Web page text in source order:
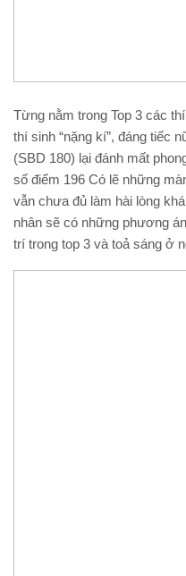
Từng nằm trong Top 3 các
thí sinh “nặng kí”, đáng tiếc
(SBD 180) lại đánh mất
số điểm 196 Có lẽ những
vẫn chưa đủ làm hài lòng
nhân sẽ có những phương
trí trong top 3 và toả sáng ở